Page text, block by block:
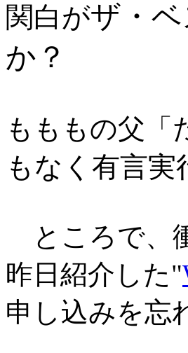
関白がザ・
か？
もももの父「
もなく有言
ところで、
昨日紹介した"
申し込みを忘